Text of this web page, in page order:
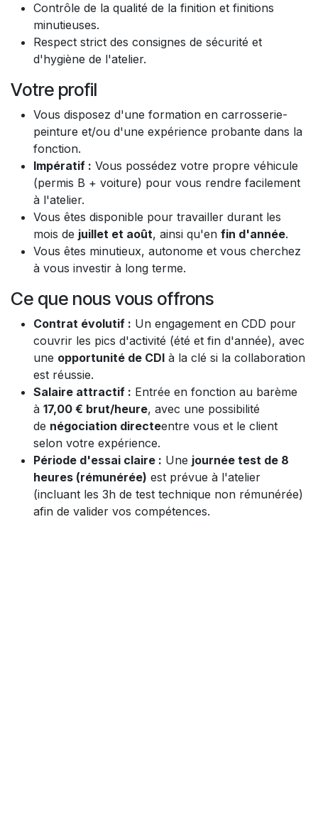
Contrôle de la qualité de la finition et finitions
minutieuses.
Respect strict des consignes de sécurité et
d'hygiène de l'atelier.
Votre profil
Vous disposez d'une formation en carrosserie-
peinture et/ou d'une expérience probante dans la
fonction.
Impératif : Vous possédez votre propre véhicule
(permis B + voiture) pour vous rendre facilement
à l'atelier.
Vous êtes disponible pour travailler durant les
mois de juillet et août, ainsi qu'en fin d'année.
Vous êtes minutieux, autonome et vous cherchez
à vous investir à long terme.
Ce que nous vous offrons
Contrat évolutif : Un engagement en CDD pour
couvrir les pics d'activité (été et fin d'année), avec
une opportunité de CDI à la clé si la collaboration
est réussie.
Salaire attractif : Entrée en fonction au barème
à 17,00 € brut/heure, avec une possibilité
de négociation directeentre vous et le client
selon votre expérience.
Période d'essai claire : Une journée test de 8
heures (rémunérée) est prévue à l'atelier
(incluant les 3h de test technique non rémunérée)
afin de valider vos compétences.